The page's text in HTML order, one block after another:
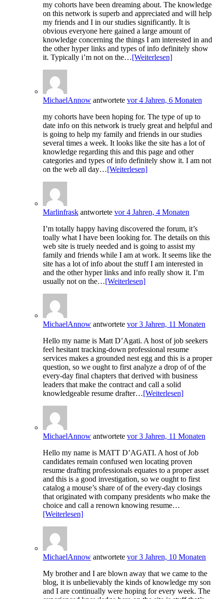
my cohorts have been dreaming about. The knowledge
on this network is superb and appreciated and will help
my friends and I in our studies significantly. It is
obvious everyone here gained a large amount of
knowledge concerning the things I am interested in and
the other hyper links and types of info definitely show
it. Typically i’m not on the…[Weiterlesen]
MichaelAnnow antwortete vor 4 Jahren, 6 Monaten
my cohorts have been hoping for. The type of up to
date info on this network is truely great and helpful and
is going to help my family and friends in our studies
several times a week. It looks like the site has a lot of
knowledge regarding this and this page and other
categories and types of info definitely show it. I am not
on the web all day…[Weiterlesen]
Marlinfrask antwortete vor 4 Jahren, 4 Monaten
I’m totally happy having discovered the forum, it’s
toally what I have been looking for. The details on this
web site is truely needed and is going to assist my
family and friends while I am at work. It seems like the
site has a lot of info about the stuff I am interested in
and the other hyper links and info really show it. I’m
usually not on the…[Weiterlesen]
MichaelAnnow antwortete vor 3 Jahren, 11 Monaten
Hello my name is Matt D’Agati. A host of job seekers
feel hesitant tracking-down professional resume
services makes a grounded nest egg and this is a proper
question, so we ought to first analyze a drop of of the
every-day final chapters that derived with business
leaders that make the contract and call a solid
knowledgeable resume drafter…[Weiterlesen]
MichaelAnnow antwortete vor 3 Jahren, 11 Monaten
Hello my name is MATT D’AGATI. A host of Job
candidates remain confused wen locating proven
resume drafting professionals equates to a proper asset
and this is a good investigation, so we ought to first
catalog a mouse’s share of of the every-day closings
that originated with company presidents who make the
choice and call a renown knowing resume…
[Weiterlesen]
MichaelAnnow antwortete vor 3 Jahren, 10 Monaten
My brother and I are blown away that we came to the
blog, it is unbelievably the kinds of knowledge my son
and I are continually were hoping for every week. The